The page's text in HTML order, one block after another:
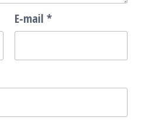
E-mail *